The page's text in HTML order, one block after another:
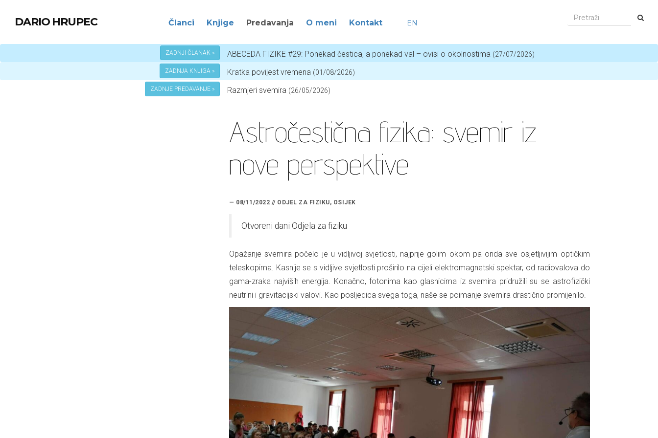
DARIO HRUPEC Članci Knjige Predavanja O meni Kontakt EN
ZADNJI ČLANAK » ABECEDA FIZIKE #29: Ponekad čestica, a ponekad val – ovisi o okolnostima (27/07/2026)
ZADNJA KNJIGA » Kratka povijest vremena (01/08/2026)
ZADNJE PREDAVANJE » Razmjeri svemira (26/05/2026)
Astročestična fizika: svemir iz
nove perspektive
— 08/11/2022 // ODJEL ZA FIZIKU, OSIJEK
Otvoreni dani Odjela za fiziku
Opažanje svemira počelo je u vidljivoj svjetlosti, najprije golim okom pa onda sve osjetljivijim optičkim
teleskopima. Kasnije se s vidljive svjetlosti proširilo na cijeli elektromagnetski spektar, od radiovalova do
gama-zraka najviših energija. Konačno, fotonima kao glasnicima iz svemira pridružili su se astrofizički
neutrini i gravitacijski valovi. Kao posljedica svega toga, naše se poimanje svemira drastično promijenilo.